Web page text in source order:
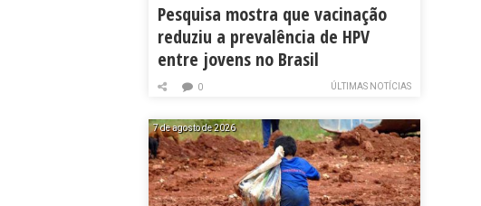
Pesquisa mostra que vacinação
reduziu a prevalência de HPV
entre jovens no Brasil
ÚLTIMAS NOTÍCIAS
0
7 de agosto de 2026